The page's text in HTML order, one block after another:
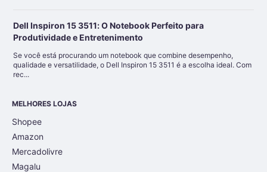
Dell Inspiron 15 3511: O Notebook Perfeito para
Produtividade e Entretenimento
Se você está procurando um notebook que combine desempenho,
qualidade e versatilidade, o Dell Inspiron 15 3511 é a escolha ideal. Com
rec...
MELHORES LOJAS
Shopee
Amazon
Mercadolivre
Magalu